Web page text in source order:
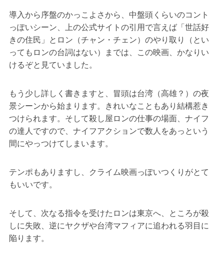
導入から序盤のかっこよさから、中盤頭くらいのコント
っぽいシーン、上の公式サイトの引用で言えば「世話好
きの住民」とロン（チャン・チェン）のやり取り（とい
ってもロンの台詞はない）までは、この映画、かなりい
けるぞと見ていました。
もう少し詳しく書きますと、冒頭は台湾（高雄？）の夜
景シーンから始まります。きれいなこともあり結構惹き
つけられます。そして殺し屋ロンの仕事の場面、ナイフ
の達人ですので、ナイフアクションで数人をあっという
間にやっつけてしまいます。
テンポもありますし、クライム映画っぽいつくりがとて
もいいです。
そして、次なる指令を受けたロンは東京へ、ところが殺
しに失敗、逆にヤクザや台湾マフィアに追われる羽目に
陥ります。